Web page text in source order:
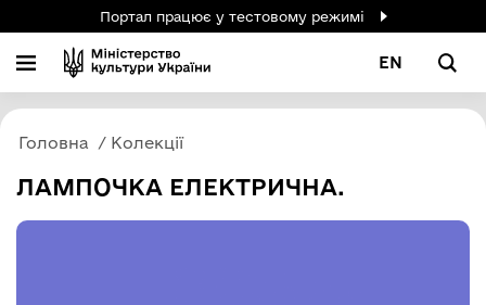
Портал працює у тестовому режимі
EN
Головна Колекції
ЛАМПОЧКА ЕЛЕКТРИЧНА.